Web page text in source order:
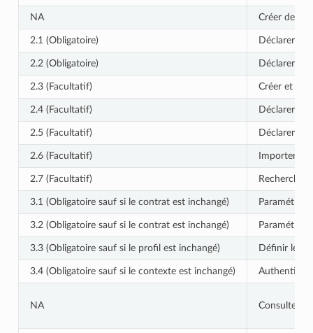
NA Créer de
2.1 (Obligatoire) Déclarer un
2.2 (Obligatoire) Déclarer
2.3 (Facultatif) Créer et
2.4 (Facultatif) Déclarer un
2.5 (Facultatif) Déclarer un
2.6 (Facultatif) Importer
2.7 (Facultatif) Rechercher
3.1 (Obligatoire sauf si le contrat est inchangé) Paramétrer
3.2 (Obligatoire sauf si le contrat est inchangé) Paramétrer
3.3 (Obligatoire sauf si le profil est inchangé) Définir les
3.4 (Obligatoire sauf si le contexte est inchangé) Authentifier
NA Consulter le